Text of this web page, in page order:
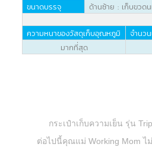
ขนาดบรรจุ ด้านซ้าย : เก็บขว
ความหนาของวัสดุเก็บอุณหภูมิ จำนวน
มากที่สุด
กระเป๋าเก็บความเย็น รุ่น
ต่อไปนี้คุณแม่ Working Mom ไม่จำ